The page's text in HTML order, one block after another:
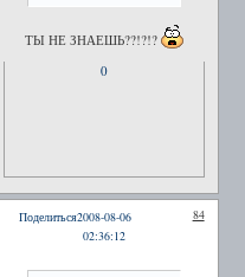
ТЫ НЕ ЗНАЕШЬ??!?!?
0
Поделиться 84
2008-08-06
02:36:12